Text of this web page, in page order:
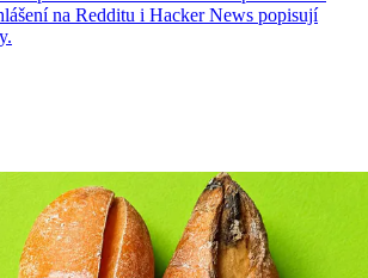
na Redditu i Hacker News popisují